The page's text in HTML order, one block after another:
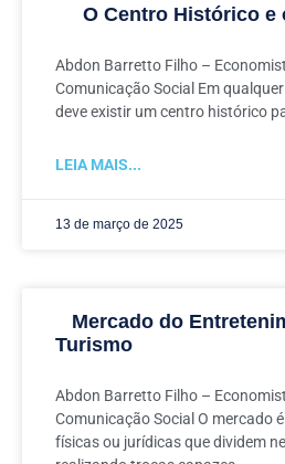
O Centro Histórico e
Abdon Barretto Filho –
Comunicação Social Em
deve existir um centro histórico
LEIA MAIS...
13 de março de 2025
Mercado do
Turismo
Abdon Barretto Filho –
Comunicação Social O mercado
físicas ou jurídicas que dividem